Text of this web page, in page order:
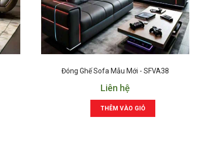
Đóng Ghế Sofa Mẫu Mới - SFVA38
Liên hệ
THÊM VÀO GIỎ